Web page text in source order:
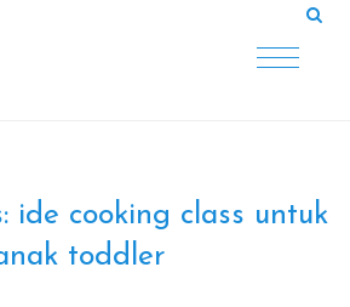
ide cooking class untuk
toddler